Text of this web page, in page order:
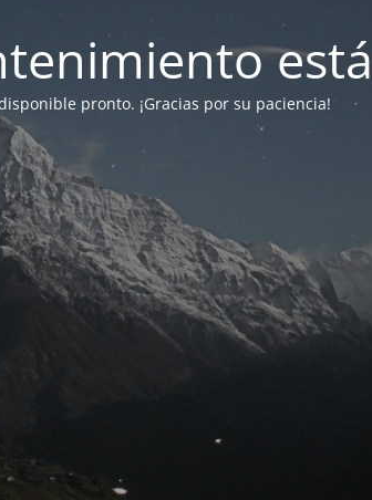
pronto. ¡Gracias por su paciencia!